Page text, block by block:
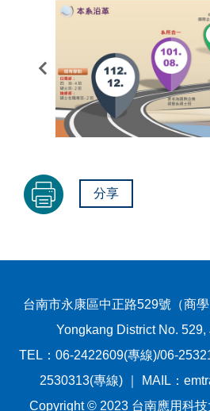
分享
台南市永康區中正路529號（商
Yongkang District No.
TEL：06-2422609(專線)/06-
2530313(專線) ｜ MAIL：
Copyright © 2023 台南應用科